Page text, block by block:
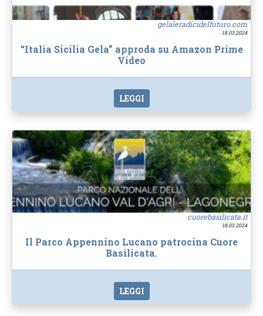
gelaleradicidelfuturo.com
18.03.2024
“Italia Sicilia Gela” approda su Amazon Prime
Video
LEGGI
cuorebasilicata.it
18.03.2024
Il Parco Appennino Lucano patrocina Cuore
Basilicata.
LEGGI